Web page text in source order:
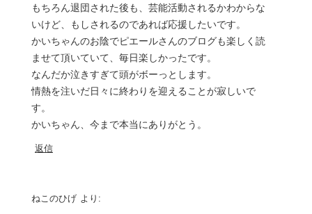
もちろん退団された後も、芸能活動されるかわからな
いけど、もしされるのであれば応援したいです。
かいちゃんのお陰でピエールさんのブログも楽しく読
ませて頂いていて、毎日楽しかったです。
なんだか泣きすぎて頭がボーっとします。
情熱を注いだ日々に終わりを迎えることが寂しいで
す。
かいちゃん、今まで本当にありがとう。
返信
ねこのひげ より: